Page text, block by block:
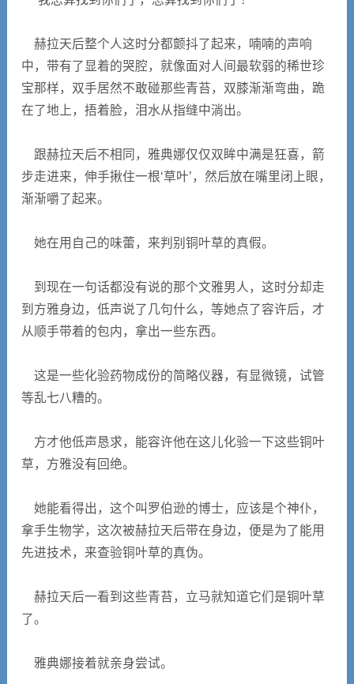
赫拉天后整个人这时分都颤抖了起来，喃喃的声响
中，带有了显着的哭腔，就像面对人间最软弱的稀世珍
宝那样，双手居然不敢碰那些青苔，双膝渐渐弯曲，跪
在了地上，捂着脸，泪水从指缝中淌出。
跟赫拉天后不相同，雅典娜仅仅双眸中满是狂喜，箭
步走进来，伸手揪住一根‘草叶’，然后放在嘴里闭上眼，
渐渐嚼了起来。
她在用自己的味蕾，来判别铜叶草的真假。
到现在一句话都没有说的那个文雅男人，这时分却走
到方雅身边，低声说了几句什么，等她点了容许后，才
从顺手带着的包内，拿出一些东西。
这是一些化验药物成份的简略仪器，有显微镜，试管
等乱七八糟的。
方才他低声恳求，能容许他在这儿化验一下这些铜叶
草，方雅没有回绝。
她能看得出，这个叫罗伯逊的博士，应该是个神仆，
拿手生物学，这次被赫拉天后带在身边，便是为了能用
先进技术，来查验铜叶草的真伪。
赫拉天后一看到这些青苔，立马就知道它们是铜叶草
了。
雅典娜接着就亲身尝试。